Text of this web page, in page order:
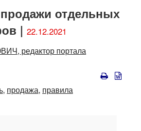
отдельных
| 22.12.2021
редактор портала
продажа, правила